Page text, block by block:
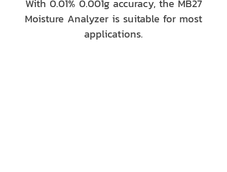
With 0.01% 0.001g accuracy, the MB27
Moisture Analyzer is suitable for most
applications.